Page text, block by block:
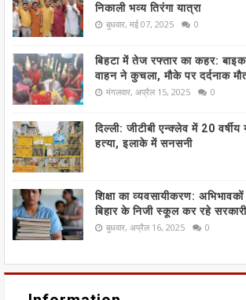
निकाली भव्य तिरंगा यात्रा
बुधवार, मई 07, 2025 0
बिहटा में तेज रफ्तार का कहर:
वाहन ने कुचला, मौके पर दर्दनाक
मंगलवार, अप्रैल 15, 2025 0
दिल्ली: जीटीबी एन्क्लेव में 20 वर्षीय
हत्या, इलाके में सनसनी
शिक्षा का व्यवसायीकरण:
बिहार के निजी स्कूल कर रहे
बुधवार, अप्रैल 16, 2025 0